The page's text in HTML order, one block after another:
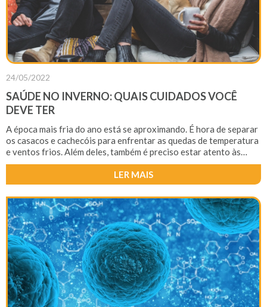
24/05/2022
SAÚDE NO INVERNO: QUAIS CUIDADOS VOCÊ
DEVE TER
A época mais fria do ano está se aproximando. É hora de separar
os casacos e cachecóis para enfrentar as quedas de temperatura
e ventos frios. Além deles, também é preciso estar atento às
mudanças necessárias na rotina e cuidados com a saúde no
LER MAIS